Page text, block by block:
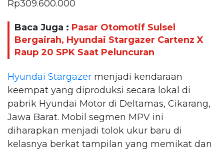
Rp309.600.000
Baca Juga : Pasar Otomotif Sulsel
Bergairah, Hyundai Stargazer Cartenz X
Raup 20 SPK Saat Peluncuran
Hyundai Stargazer menjadi kendaraan
keempat yang diproduksi secara lokal di
pabrik Hyundai Motor di Deltamas, Cikarang,
Jawa Barat. Mobil segmen MPV ini
diharapkan menjadi tolok ukur baru di
kelasnya berkat tampilan yang memikat dan